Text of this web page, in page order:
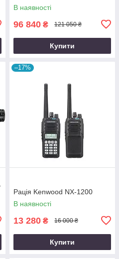
В наявності
96 840 ₴ 121 050 ₴
Купити
–17%
Рація Kenwood NX-1200
В наявності
13 280 ₴ 16 000 ₴
Купити